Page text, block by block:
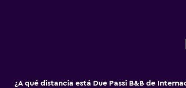
¿A qué distancia está Due Passi B&B de